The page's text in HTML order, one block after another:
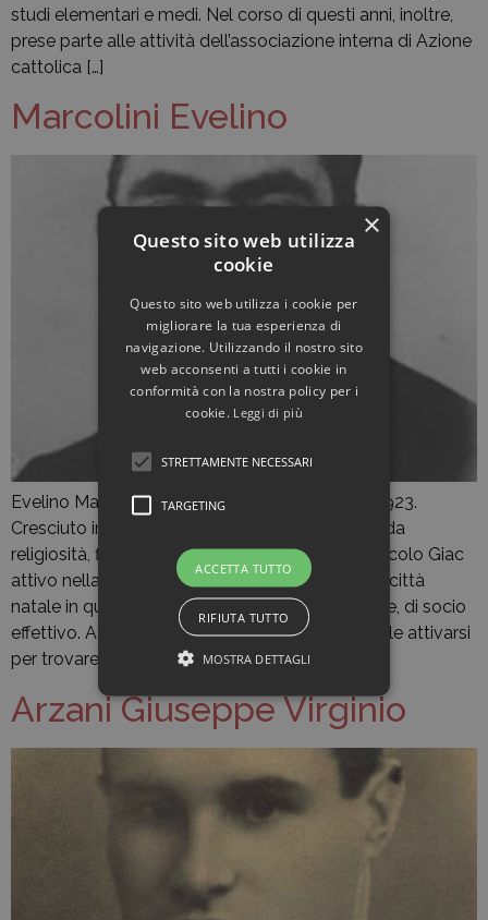
studi elementari e medi. Nel corso di questi anni, inoltre,
prese parte alle attività dell’associazione interna di Azione
cattolica […]
Marcolini Evelino
Evelino Marcolini nacque a Verona il 4 giugno 1923.
Cresciuto in un ambiente impregnato di profonda
religiosità, fin da giovanissimo fece parte del circolo Giac
attivo nella parrocchia San Pancrazio della sua città
natale in qualità di aspirante e, successivamente, di socio
effettivo. Attesi agli studi elementari e medi, volle attivarsi
per trovare un lavoro […]
Arzani Giuseppe Virginio
×
Questo sito web utilizza
cookie
Questo sito web utilizza i cookie per
migliorare la tua esperienza di
navigazione. Utilizzando il nostro sito
web acconsenti a tutti i cookie in
conformità con la nostra policy per i
cookie. Leggi di più
STRETTAMENTE NECESSARI
TARGETING
ACCETTA TUTTO
RIFIUTA TUTTO
MOSTRA DETTAGLI